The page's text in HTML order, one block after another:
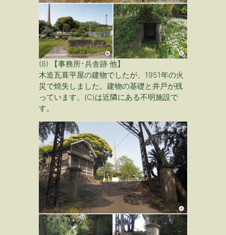
(8) 【事務所･兵舎跡 他】
木造瓦葺平屋の建物でしたが、1951年の火
災で焼失しました。建物の基礎と井戸が残
っています。(C)は近隣にある不明施設で
す。